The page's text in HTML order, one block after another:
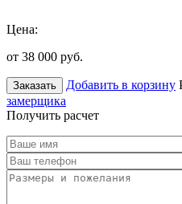
Цена:
от 38 000 руб.
Заказать Добавить в корзину
замерщика
Получить расчет